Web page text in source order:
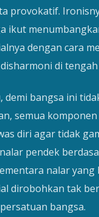
provokatif.
ikut
dengan cara
di tengah
demi bangsa ini
semua
diri agar tidak
pendek
nalar yang
dirobohkan tak
bangsa.